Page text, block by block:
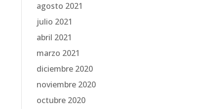
agosto 2021
julio 2021
abril 2021
marzo 2021
diciembre 2020
noviembre 2020
octubre 2020